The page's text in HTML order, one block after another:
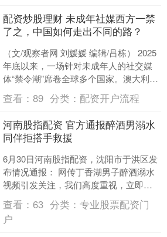
配资炒股理财 未成年社媒西方一禁
了之，中国如何走出不同的路？
（文/观察者网 刘媛媛 编辑/吕栋） 2025
年底以来，一场针对未成年人的社交媒
体“禁令潮”席卷全球多个国家。澳大利亚
率先通过立法，禁止16岁以下未成年人
使用社....
查看：89 分类： 配资开户流程
河南股指配资 官方通报醉酒男溺水
同伴拒搭手救援
6月30日河南股指配资，沈阳市于洪区发
布情况通报： 网传丁香湖男子醉酒溺水
视频引发关注，我们高度重视，立即开
展核查工作，现将情况通报如下： 该事
件发生在丁香湖水....
查看：63 分类：专业股票配资门
户